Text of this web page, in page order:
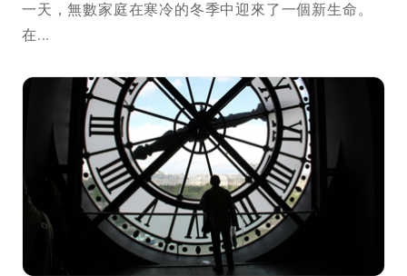
一天，無數家庭在寒冷的冬季中迎來了一個新生命。
在...